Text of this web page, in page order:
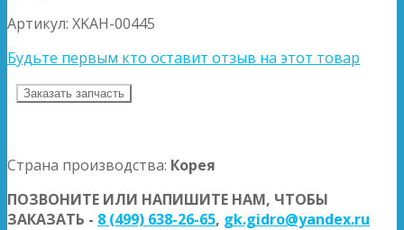
Артикул: XKAH-00445
Будьте первым кто оставит отзыв на этот товар
Заказать запчасть
Страна производства: Корея
ПОЗВОНИТЕ ИЛИ НАПИШИТЕ НАМ, ЧТОБЫ
ЗАКАЗАТЬ - 8 (499) 638-26-65, gk.gidro@yandex.ru